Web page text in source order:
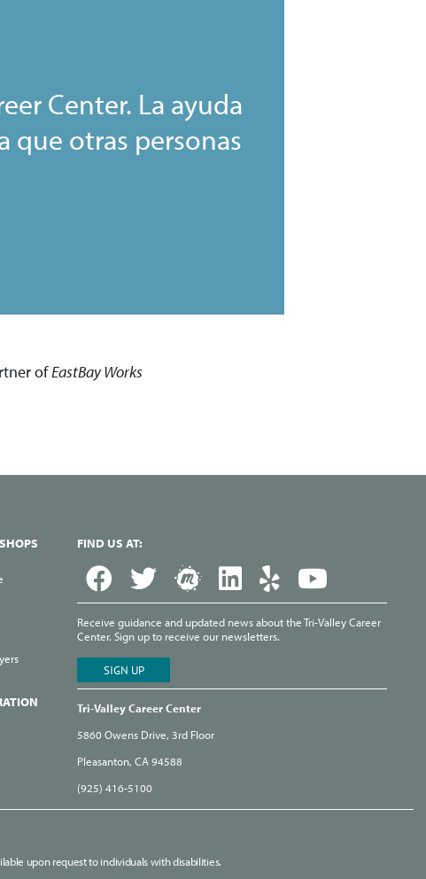
Center. La ayuda
que otras personas
ofEastBayWorks
FIND US AT:
Receive guidance and updated news about the Tri-Valley Career
Center. Sign up to receive our newsletters.
Tri-Valley Career Center
5860 Owens Drive, 3rd Floor
Pleasanton, CA 94588
(925) 416-5100
upon request to individuals with disabilities.